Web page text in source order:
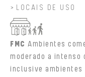
LOCAIS DE USO
FMC Ambientes
moderado a intenso
inclusive ambientes